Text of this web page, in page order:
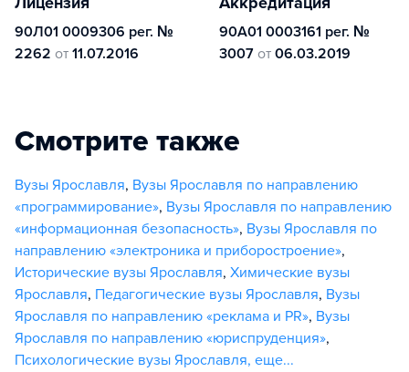
90Л01 0009306 рег. №
2262 от 11.07.2016
90А01 0003161 рег. №
3007 от 06.03.2019
Смотрите также
Вузы Ярославля, Вузы Ярославля по направлению
«программирование», Вузы Ярославля по направлению
«информационная безопасность», Вузы Ярославля по
направлению «электроника и приборостроение»,
Исторические вузы Ярославля, Химические вузы
Ярославля, Педагогические вузы Ярославля, Вузы
Ярославля по направлению «реклама и PR», Вузы
Ярославля по направлению «юриспруденция»,
Психологические вузы Ярославля, еще...